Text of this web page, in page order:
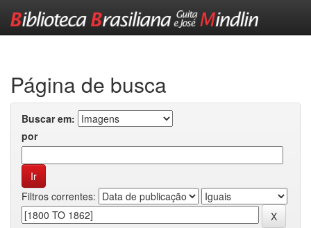
Página de busca
Buscar em:
por
Filtros correntes: